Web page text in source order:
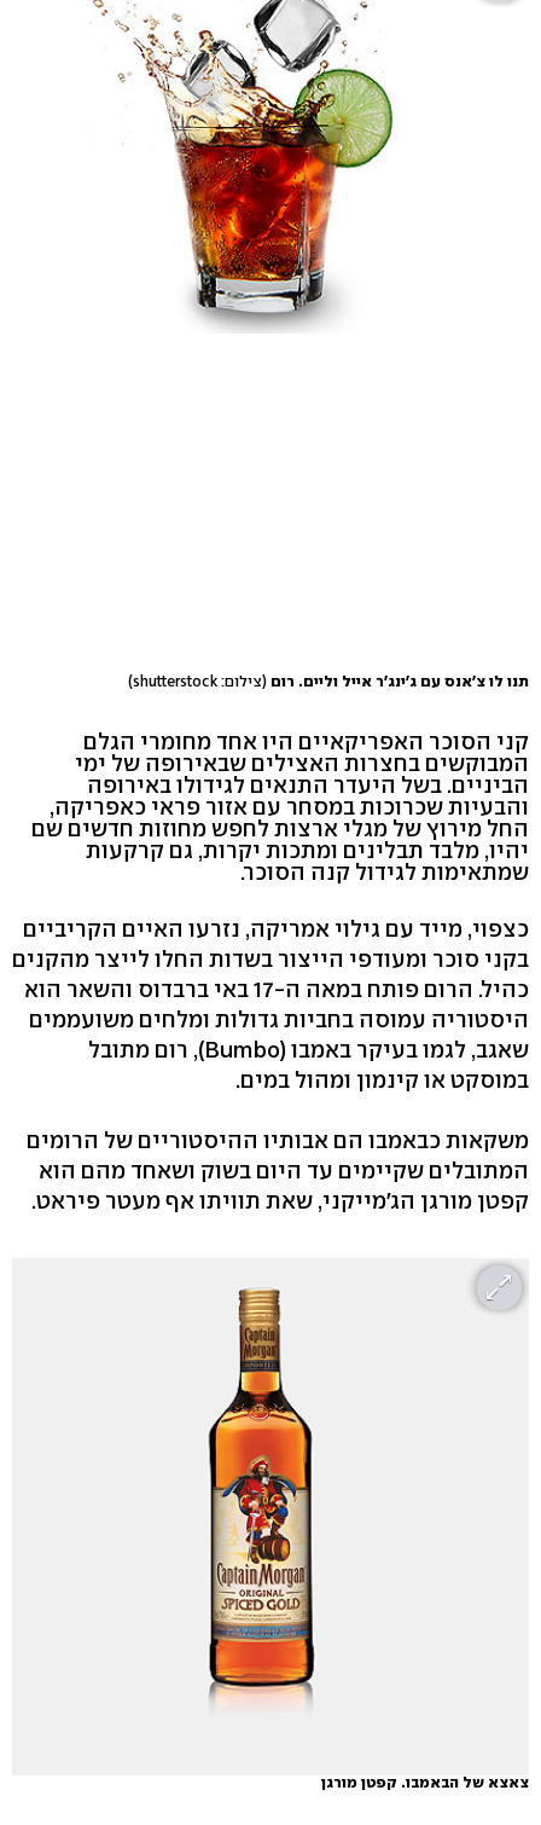
תנו לו צ'אנס עם ג'ינג'ר אייל וליים. רום (צילום: shutterstock)
קני הסוכר האפריקאיים היו אחד מחומרי הגלם
המבוקשים בחצרות האצילים שבאירופה של ימי
הביניים. בשל היעדר התנאים לגידולו באירופה
והבעיות שכרוכות במסחר עם אזור פראי כאפריקה,
החל מירוץ של מגלי ארצות לחפש מחוזות חדשים שם
יהיו, מלבד תבלינים ומתכות יקרות, גם קרקעות
שמתאימות לגידול קנה הסוכר.
כצפוי, מייד עם גילוי אמריקה, נזרעו האיים הקריביים
בקני סוכר ומעודפי הייצור בשדות החלו לייצר מהקנים
כהיל. הרום פותח במאה ה-17 באי ברבדוס והשאר הוא
היסטוריה עמוסה בחביות גדולות ומלחים משועממים
שאגב, לגמו בעיקר באמבו (Bumbo), רום מתובל
במוסקט או קינמון ומהול במים.
משקאות כבאמבו הם אבותיו ההיסטוריים של הרומים
המתובלים שקיימים עד היום בשוק ושאחד מהם הוא
קפטן מורגן הג'מייקני, שאת תוויתו אף מעטר פיראט.
צאצא של הבאמבו. קפטן מורגן